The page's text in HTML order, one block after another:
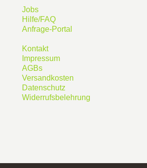
Jobs
Hilfe/FAQ
Anfrage-Portal
Kontakt
Impressum
AGBs
Versandkosten
Datenschutz
Widerrufsbelehrung